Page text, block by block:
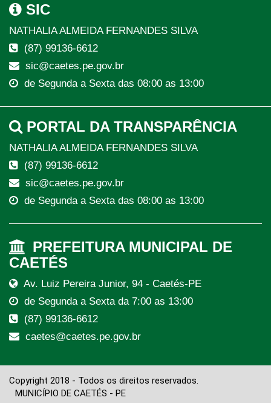
SIC
NATHALIA ALMEIDA FERNANDES SILVA
(87) 99136-6612
sic@caetes.pe.gov.br
de Segunda a Sexta das 08:00 as 13:00
PORTAL DA TRANSPARÊNCIA
NATHALIA ALMEIDA FERNANDES SILVA
(87) 99136-6612
sic@caetes.pe.gov.br
de Segunda a Sexta das 08:00 as 13:00
PREFEITURA MUNICIPAL DE
CAETÉS
Av. Luiz Pereira Junior, 94 - Caetés-PE
de Segunda a Sexta da 7:00 as 13:00
(87) 99136-6612
caetes@caetes.pe.gov.br
Copyright 2018 - Todos os direitos reservados.
MUNICÍPIO DE CAETÉS - PE